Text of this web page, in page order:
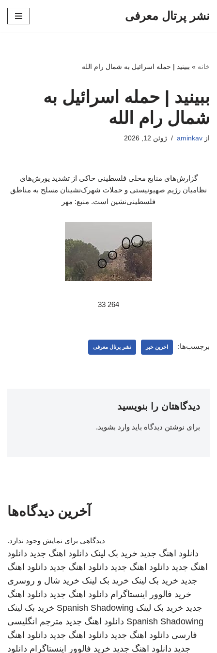
نشر پرتال معرفی
خانه » ببینید | حمله اسرائیل به شمال رام الله
ببینید | حمله اسرائیل به
شمال رام الله
از aminkav ژوئن 12, 2026
گزارش‌های منابع محلی فلسطینی حاکی از تشدید یورش‌های
نظامیان رژیم صهیونیستی و حملات شهرک‌نشینان مسلح به مناطق
فلسطینی‌نشین است. منبع: مهر
264 33
برچسب‌ها: اخرین خبر نشر پرتال معرفی
دیدگاهتان را بنویسید
برای نوشتن دیدگاه باید وارد بشوید.
آخرین دیدگاه‌ها
دیدگاهی برای نمایش وجود ندارد.
دانلود اهنگ جدید خرید بک لینک دانلود اهنگ جدید دانلود
اهنگ جدید دانلود اهنگ جدید دانلود اهنگ جدید دانلود اهنگ
جدید خرید بک لینک خرید بک لینک خرید شال و روسری
خرید فالوور اینستاگرام دانلود اهنگ جدید دانلود اهنگ
جدید خرید بک لینک Spanish Shadowing خرید بک لینک
Spanish Shadowing دانلود اهنگ جدید مترجم انگلیسی
فارسی دانلود اهنگ جدید دانلود اهنگ جدید دانلود اهنگ
جدید دانلود اهنگ جدید خرید فالوور اینستاگرام دانلود